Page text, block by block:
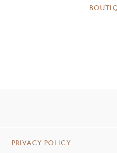
PRIVACY POLICY